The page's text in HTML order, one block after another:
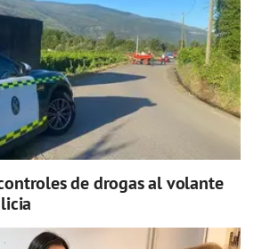
de drogas al volante